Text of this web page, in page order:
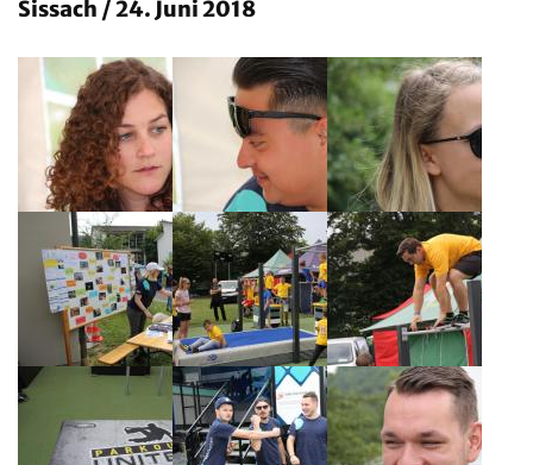
Sissach / 24. Juni 2018